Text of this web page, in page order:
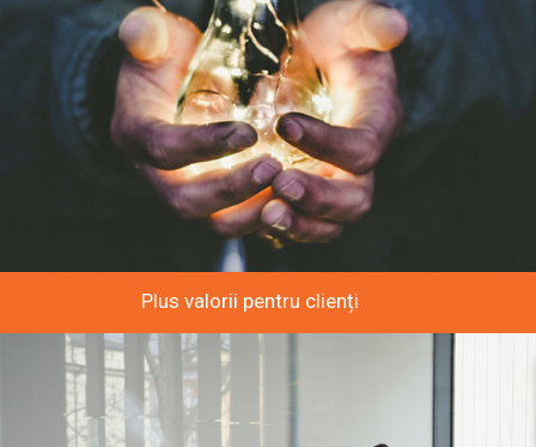
Plus valorii pentru clienți